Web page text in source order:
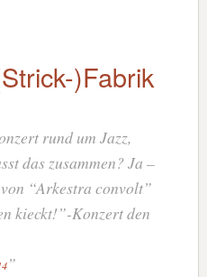
)Fabrik
rund um Jazz,
das zusammen? Ja –
“Arkestra convolt”
kieckt!”-Konzert den